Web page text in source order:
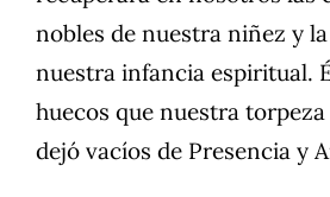
nobles de nuestra niñez y
nuestra infancia espiritual.
huecos que nuestra
dejó vacíos de Presencia y